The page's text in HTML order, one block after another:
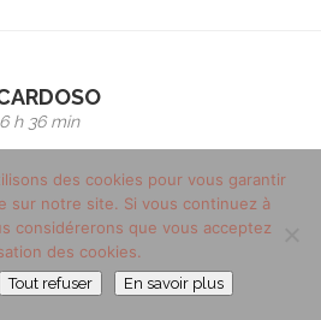
h 36 min
pages fb stephanie cardoso
souvenirs culinaire est la cuisine
des cookies pour vous garantir
sur notre site. Si vous continuez à
considérerons que vous acceptez
des cookies.
Tout refuser En savoir plus